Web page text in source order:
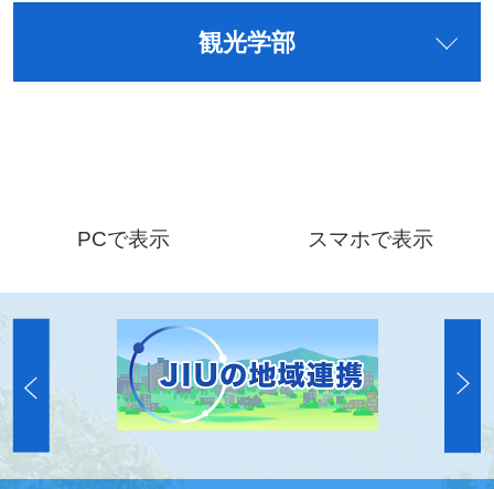
観光学部
PCで表示 スマホで表示